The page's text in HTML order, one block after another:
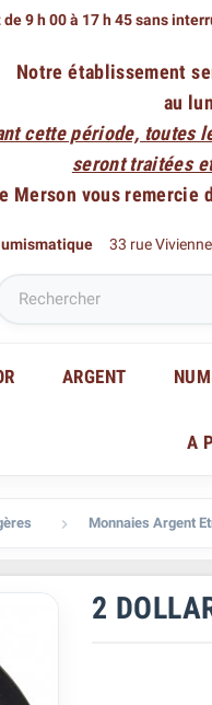
de 9 h 00 à 17 h 45 sans
Notre établissement
au
cette période, toutes
seront traitées
Merson vous remercie
33 rue
ARGENT
A
 Monnaies Argent
2